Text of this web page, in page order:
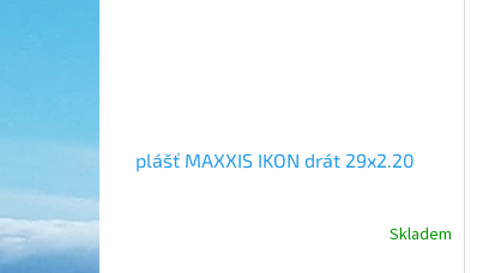
plášť MAXXIS IKON drát 29x2.20
Skladem